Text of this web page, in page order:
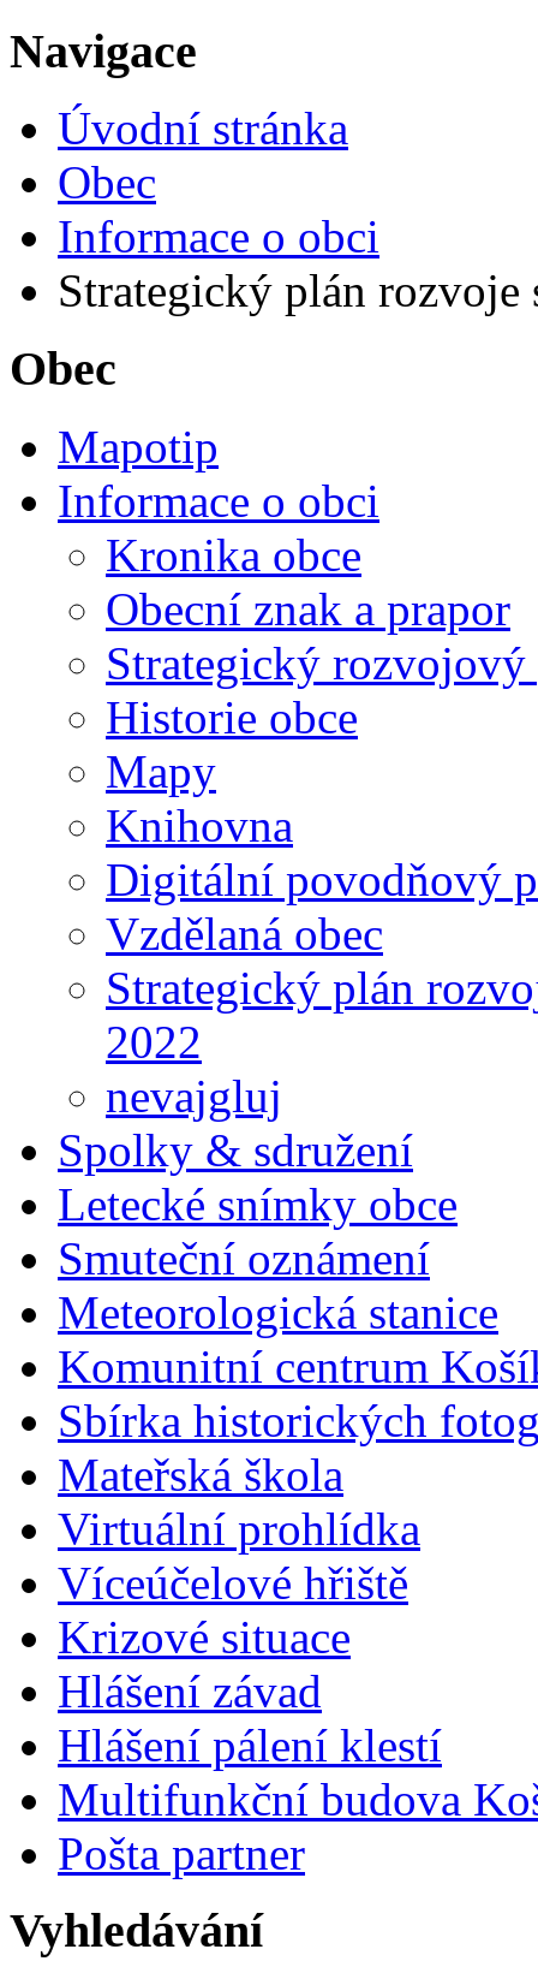
Navigace
Úvodní stránka
Obec
Informace o obci
Strategický plán
Obec
Mapotip
Informace o obci
Kronika obce
Obecní znak a prapor
Strategický rozvojový
Historie obce
Mapy
Knihovna
Digitální povodňový
Vzdělaná obec
Strategický plán
2022
nevajgluj
Spolky & sdružení
Letecké snímky obce
Smuteční oznámení
Meteorologická stanice
Komunitní centrum
Sbírka historických
Mateřská škola
Virtuální prohlídka
Víceúčelové hřiště
Krizové situace
Hlášení závad
Hlášení pálení klestí
Multifunkční budova
Pošta partner
Vyhledávání